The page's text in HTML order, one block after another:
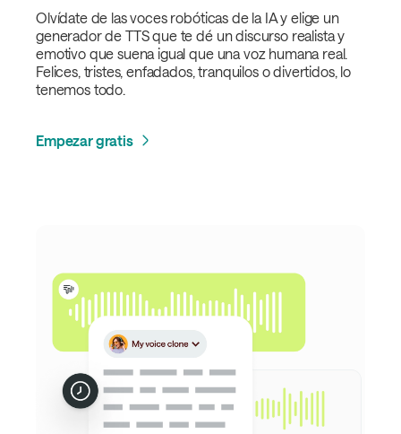
Olvídate de las voces robóticas de la IA y elige un
generador de TTS que te dé un discurso realista y
emotivo que suena igual que una voz humana real.
Felices, tristes, enfadados, tranquilos o divertidos, lo
tenemos todo.
Empezar gratis